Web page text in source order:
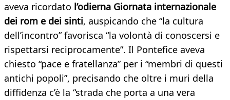
aveva ricordato l’odierna Giornata internazionale
dei rom e dei sinti, auspicando che “la cultura
dell’incontro” favorisca “la volontà di conoscersi e
rispettarsi reciprocamente”. Il Pontefice aveva
chiesto “pace e fratellanza” per i “membri di questi
antichi popoli”, precisando che oltre i muri della
diffidenza c’è la “strada che porta a una vera